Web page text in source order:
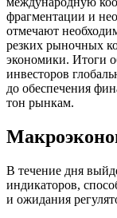
фрагментации и
отмечают
резких рыночных
экономики. Итоги
инвесторов
до обеспечения
тон рынкам.
В течение дня
индикаторов,
и ожидания